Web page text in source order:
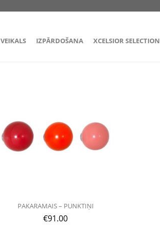
VEIKALS IZPĀRDOŠANA XCELSIOR SELECTION
PAKARAMAIS – PUNKTIŅI
€91.00